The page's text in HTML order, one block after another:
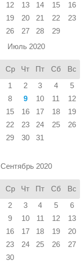
12 13 14 15
16
19 20 21 22
23
26 27 28
29
Июль 2020
Ср Чт Пт Сб
Вс
1
2 3 4
5
8 9 10 11
12
15 16 17 18
19
22 23 24 25
26
29 30 31
Сентябрь 2020
Ср Чт Пт Сб
Вс
2 3 4 5
6
9 10 11 12
13
16 17 18 19
20
23 24 25 26
27
30